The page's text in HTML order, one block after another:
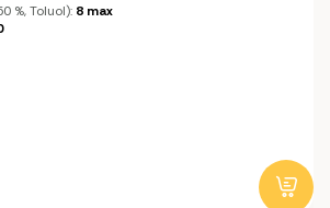
%, Toluol): 8 max